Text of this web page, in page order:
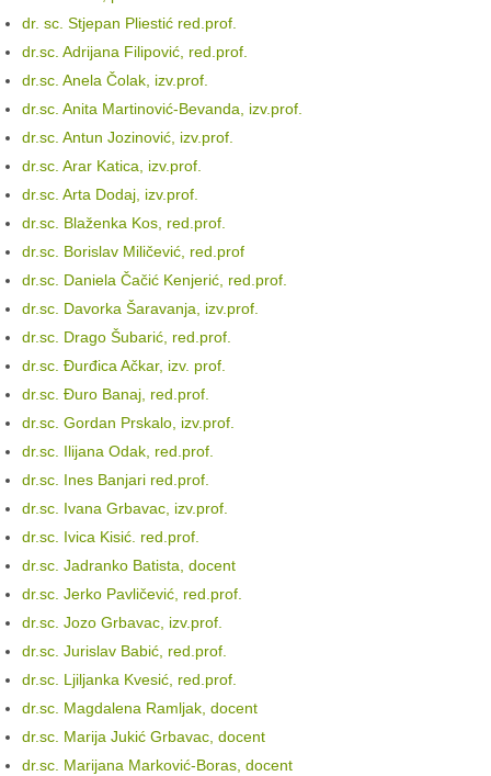
dr. sc. Stjepan Pliestić red.prof.
dr.sc. Adrijana Filipović, red.prof.
dr.sc. Anela Čolak, izv.prof.
dr.sc. Anita Martinović-Bevanda, izv.prof.
dr.sc. Antun Jozinović, izv.prof.
dr.sc. Arar Katica, izv.prof.
dr.sc. Arta Dodaj, izv.prof.
dr.sc. Blaženka Kos, red.prof.
dr.sc. Borislav Miličević, red.prof
dr.sc. Daniela Čačić Kenjerić, red.prof.
dr.sc. Davorka Šaravanja, izv.prof.
dr.sc. Drago Šubarić, red.prof.
dr.sc. Đurđica Ačkar, izv. prof.
dr.sc. Đuro Banaj, red.prof.
dr.sc. Gordan Prskalo, izv.prof.
dr.sc. Ilijana Odak, red.prof.
dr.sc. Ines Banjari red.prof.
dr.sc. Ivana Grbavac, izv.prof.
dr.sc. Ivica Kisić. red.prof.
dr.sc. Jadranko Batista, docent
dr.sc. Jerko Pavličević, red.prof.
dr.sc. Jozo Grbavac, izv.prof.
dr.sc. Jurislav Babić, red.prof.
dr.sc. Ljiljanka Kvesić, red.prof.
dr.sc. Magdalena Ramljak, docent
dr.sc. Marija Jukić Grbavac, docent
dr.sc. Marijana Marković-Boras, docent